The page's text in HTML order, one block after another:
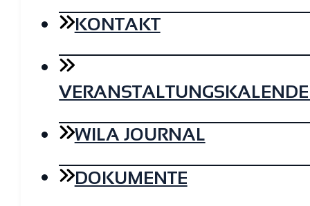
KONTAKT
WILA JOURNAL
DOKUMENTE